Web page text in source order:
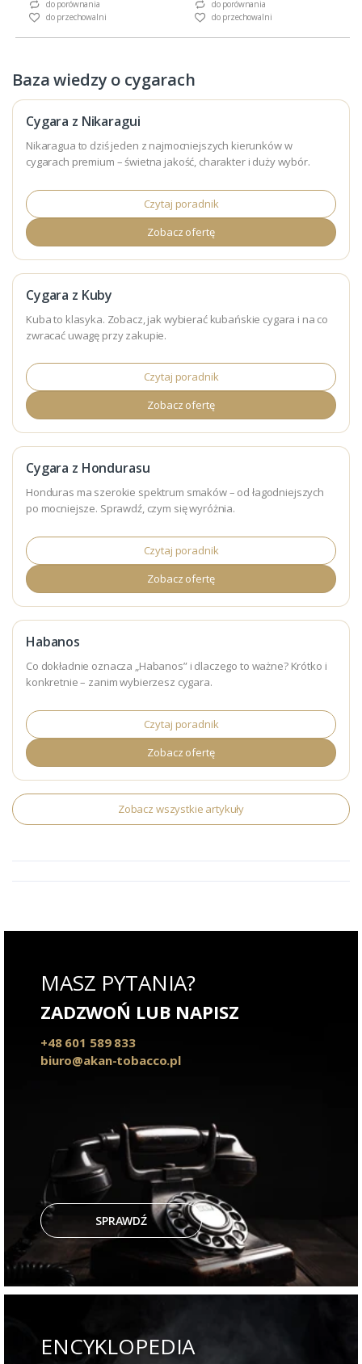
do porównania
do przechowalni
do porównania
do przechowalni
Baza wiedzy o cygarach
Cygara z Nikaragui
Nikaragua to dziś jeden z najmocniejszych kierunków w
cygarach premium – świetna jakość, charakter i duży wybór.
Czytaj poradnik
Zobacz ofertę
Cygara z Kuby
Kuba to klasyka. Zobacz, jak wybierać kubańskie cygara i na co
zwracać uwagę przy zakupie.
Czytaj poradnik
Zobacz ofertę
Cygara z Hondurasu
Honduras ma szerokie spektrum smaków – od łagodniejszych
po mocniejsze. Sprawdź, czym się wyróżnia.
Czytaj poradnik
Zobacz ofertę
Habanos
Co dokładnie oznacza „Habanos” i dlaczego to ważne? Krótko i
konkretnie – zanim wybierzesz cygara.
Czytaj poradnik
Zobacz ofertę
Zobacz wszystkie artykuły
MASZ PYTANIA?
ZADZWOŃ LUB NAPISZ
+48 601 589 833
biuro@akan-tobacco.pl
SPRAWDŹ
ENCYKLOPEDIA